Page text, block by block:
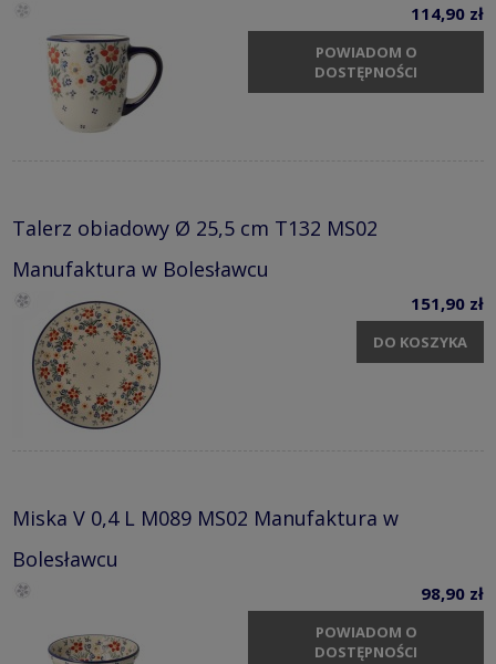
114,90 zł
POWIADOM O
DOSTĘPNOŚCI
Talerz obiadowy Ø 25,5 cm T132 MS02
Manufaktura w Bolesławcu
151,90 zł
DO KOSZYKA
Miska V 0,4 L M089 MS02 Manufaktura w
Bolesławcu
98,90 zł
POWIADOM O
DOSTĘPNOŚCI